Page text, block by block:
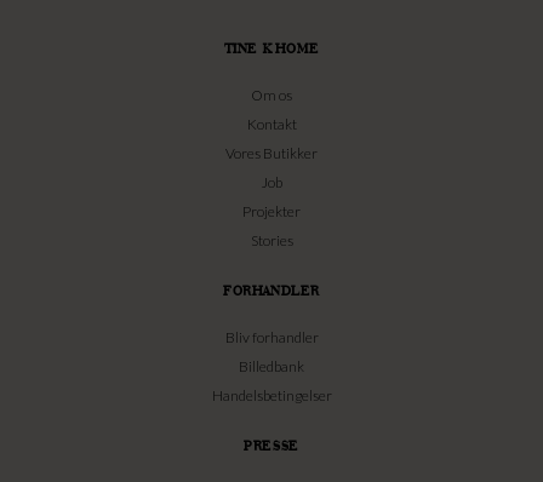
TINE K HOME
Om os
Kontakt
Vores Butikker
Job
Projekter
Stories
FORHANDLER
Bliv forhandler
Billedbank
Handelsbetingelser
PRESSE